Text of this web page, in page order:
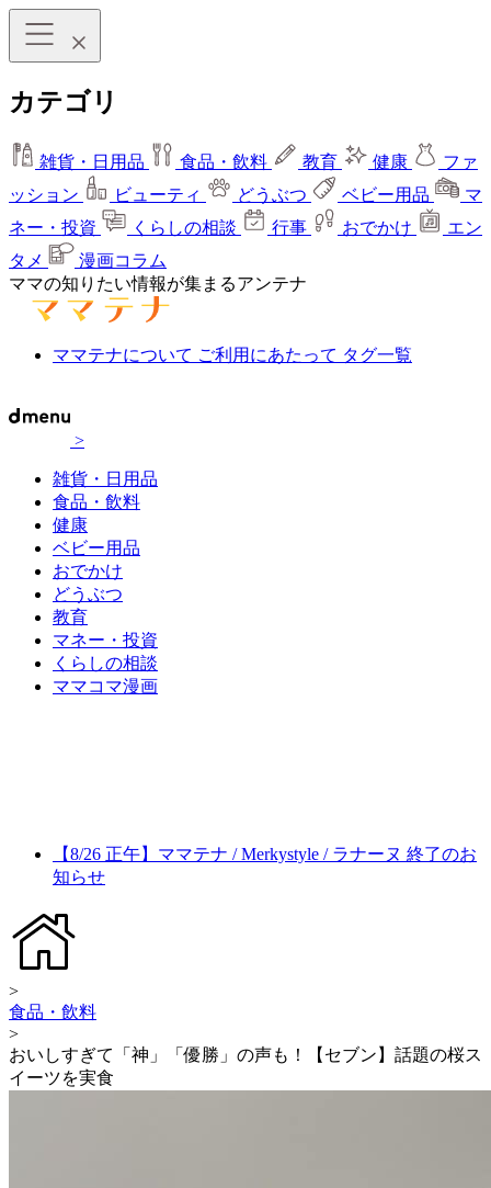
カテゴリ
雑貨・日用品 食品・飲料 教育 健康
ファ
ッション
ビューティ どうぶつ ベビー用品
マ
ネー・投資
くらしの相談 行事 おでかけ
エン
タメ
漫画コラム
ママの知りたい情報が集まるアンテナ
ママテナについて ご利用にあたって タグ一覧
>
雑貨・日用品
食品・飲料
健康
ベビー用品
おでかけ
どうぶつ
教育
マネー・投資
くらしの相談
ママコマ漫画
【8/26 正午】ママテナ / Merkystyle / ラナーヌ 終了のお
知らせ
>
食品・飲料
>
おいしすぎて「神」「優勝」の声も！【セブン】話題の桜ス
イーツを実食